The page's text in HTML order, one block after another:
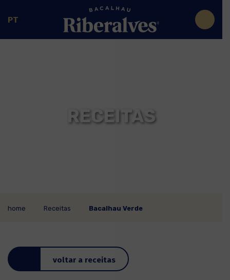
PT
RECEITAS
home Receitas Bacalhau Verde
voltar a receitas